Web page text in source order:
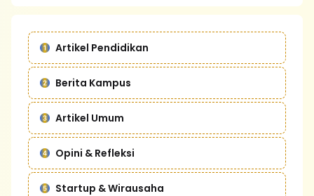
Artikel Pendidikan
Berita Kampus
Artikel Umum
Opini & Refleksi
Startup & Wirausaha